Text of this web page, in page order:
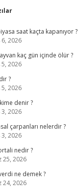
saat kaçta kapanıyor ?
2026
kaç gün içinde ölür ?
2026
?
2026
denir ?
2026
çarpanları nelerdir ?
2026
nedir ?
25, 2026
ne demek ?
24, 2026